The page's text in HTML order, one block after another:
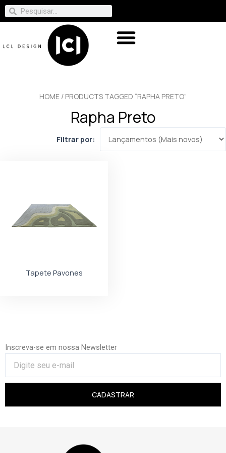
HOME / PRODUCTS TAGGED “RAPHA PRETO”
Rapha Preto
Filtrar por:
Tapete Pavones
Inscreva-se em nossa Newsletter
CADASTRAR